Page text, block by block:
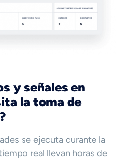
y señales en
la toma de
se ejecuta durante la
real llevan horas de